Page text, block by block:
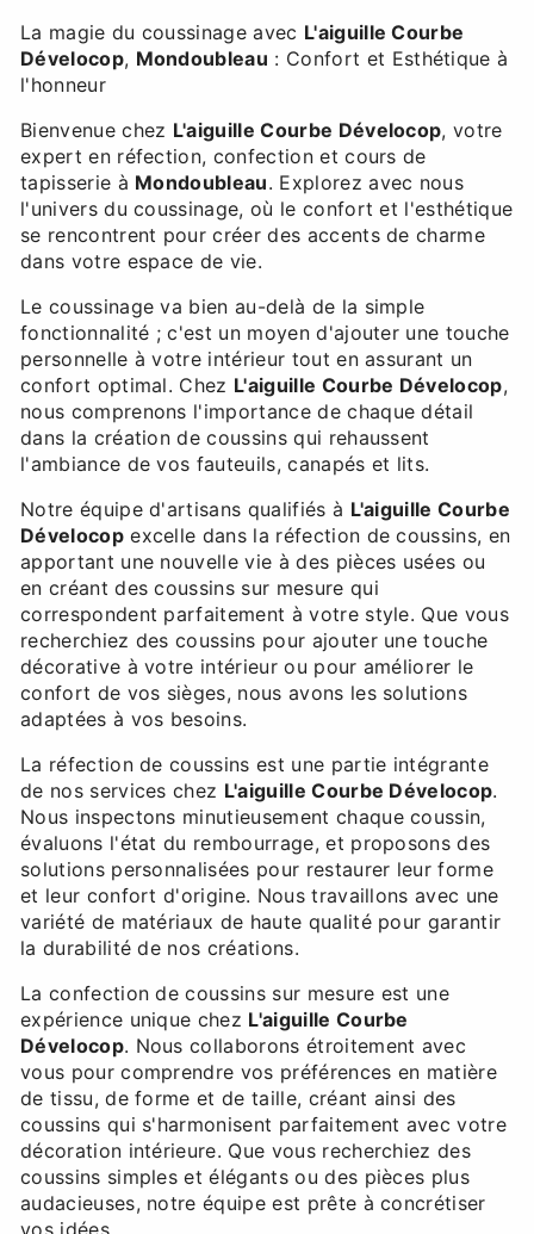
La magie du coussinage avec L'aiguille Courbe
Dévelocop, Mondoubleau : Confort et Esthétique à
l'honneur
Bienvenue chez L'aiguille Courbe Dévelocop, votre
expert en réfection, confection et cours de
tapisserie à Mondoubleau. Explorez avec nous
l'univers du coussinage, où le confort et l'esthétique
se rencontrent pour créer des accents de charme
dans votre espace de vie.
Le coussinage va bien au-delà de la simple
fonctionnalité ; c'est un moyen d'ajouter une touche
personnelle à votre intérieur tout en assurant un
confort optimal. Chez L'aiguille Courbe Dévelocop,
nous comprenons l'importance de chaque détail
dans la création de coussins qui rehaussent
l'ambiance de vos fauteuils, canapés et lits.
Notre équipe d'artisans qualifiés à L'aiguille Courbe
Dévelocopexcelle dans la réfection de coussins, en
apportant une nouvelle vie à des pièces usées ou
en créant des coussins sur mesure qui
correspondent parfaitement à votre style. Que vous
recherchiez des coussins pour ajouter une touche
décorative à votre intérieur ou pour améliorer le
confort de vos sièges, nous avons les solutions
adaptées à vos besoins.
La réfection de coussins est une partie intégrante
de nos services chez L'aiguille Courbe Dévelocop.
Nous inspectons minutieusement chaque coussin,
évaluons l'état du rembourrage, et proposons des
solutions personnalisées pour restaurer leur forme
et leur confort d'origine. Nous travaillons avec une
variété de matériaux de haute qualité pour garantir
la durabilité de nos créations.
La confection de coussins sur mesure est une
expérience unique chez L'aiguille Courbe
Dévelocop. Nous collaborons étroitement avec
vous pour comprendre vos préférences en matière
de tissu, de forme et de taille, créant ainsi des
coussins qui s'harmonisent parfaitement avec votre
décoration intérieure. Que vous recherchiez des
coussins simples et élégants ou des pièces plus
audacieuses, notre équipe est prête à concrétiser
vos idées.